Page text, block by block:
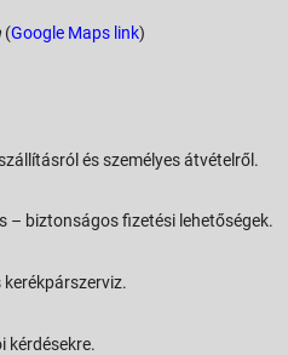
(Google Maps link)
és személyes átvételről.
– biztonságos fizetési lehetőségek.
kérdésekre.